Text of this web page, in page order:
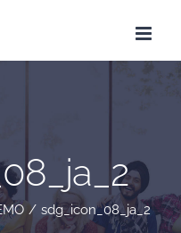
/ sdg_icon_08_ja_2